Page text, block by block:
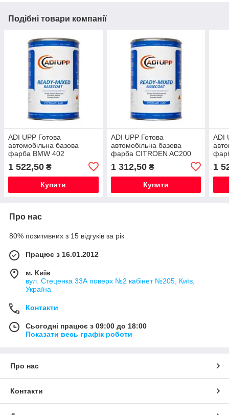
Подібні товари компанії
ADI UPP Готова
автомобільна базова
фарба BMW 402
ITALY
1 522,50 ₴
Купити
ADI UPP Готова
автомобільна базова
фарба CITROEN AC200
SCHWARZ (CITROEN 200)
D030 — E215 (1 л) ITALY
1 312,50₴
Купити
ADI
1
Про нас
80% позитивних з 15 відгуків за рік
Працює з 16.01.2012
м. Київ
вул. Стеценка 33А поверх №2 кабінет №205, Київ,
Україна
Контакти
Сьогодні працює з 09:00 до 18:00
Показати весь графік роботи
Про нас
Контакти